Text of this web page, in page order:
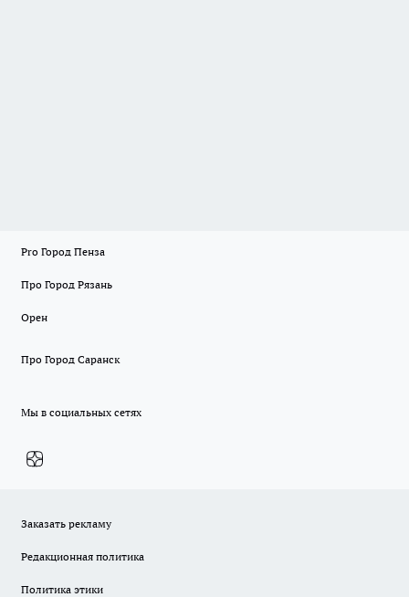
Pro Город Пенза
Про Город Рязань
Орен
Про Город Саранск
Мы в социальных сетях
Заказать рекламу
Редакционная политика
Политика этики